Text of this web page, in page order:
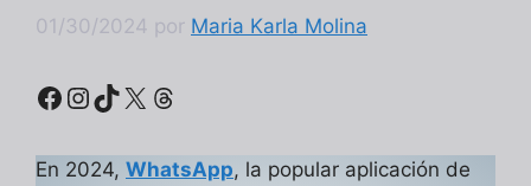
01/30/2024 por Maria Karla Molina
Facebook
Instagram
TikTok
X Threads
En 2024, WhatsApp, la popular aplicación de